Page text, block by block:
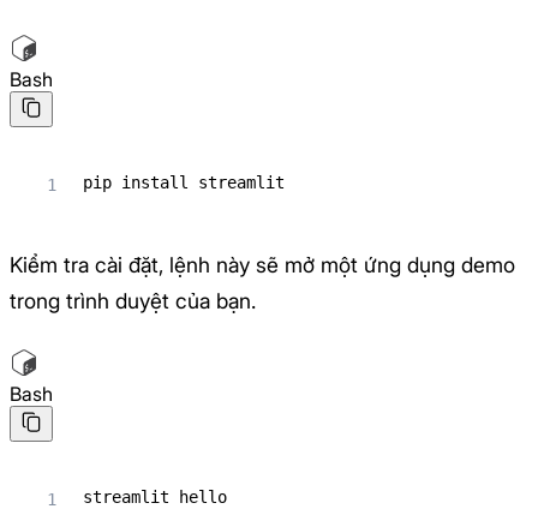
Bash
pip install streamlit
Kiểm tra cài đặt, lệnh này sẽ mở một ứng dụng demo
trong trình duyệt của bạn.
Bash
streamlit hello